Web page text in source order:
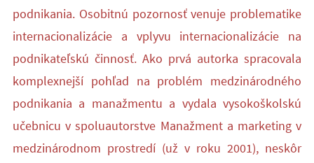
podnikania. Osobitnú pozornosť venuje problematike
internacionalizácie a vplyvu internacionalizácie na
podnikateľskú činnosť. Ako prvá autorka spracovala
komplexnejší pohľad na problém medzinárodného
podnikania a manažmentu a vydala vysokoškolskú
učebnicu v spoluautorstve Manažment a marketing v
medzinárodnom prostredí (už v roku 2001), neskôr